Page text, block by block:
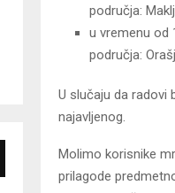
područja:
u vremenu od
područja:
U slučaju da radovi
najavljenog.
Molimo korisnike
prilagode